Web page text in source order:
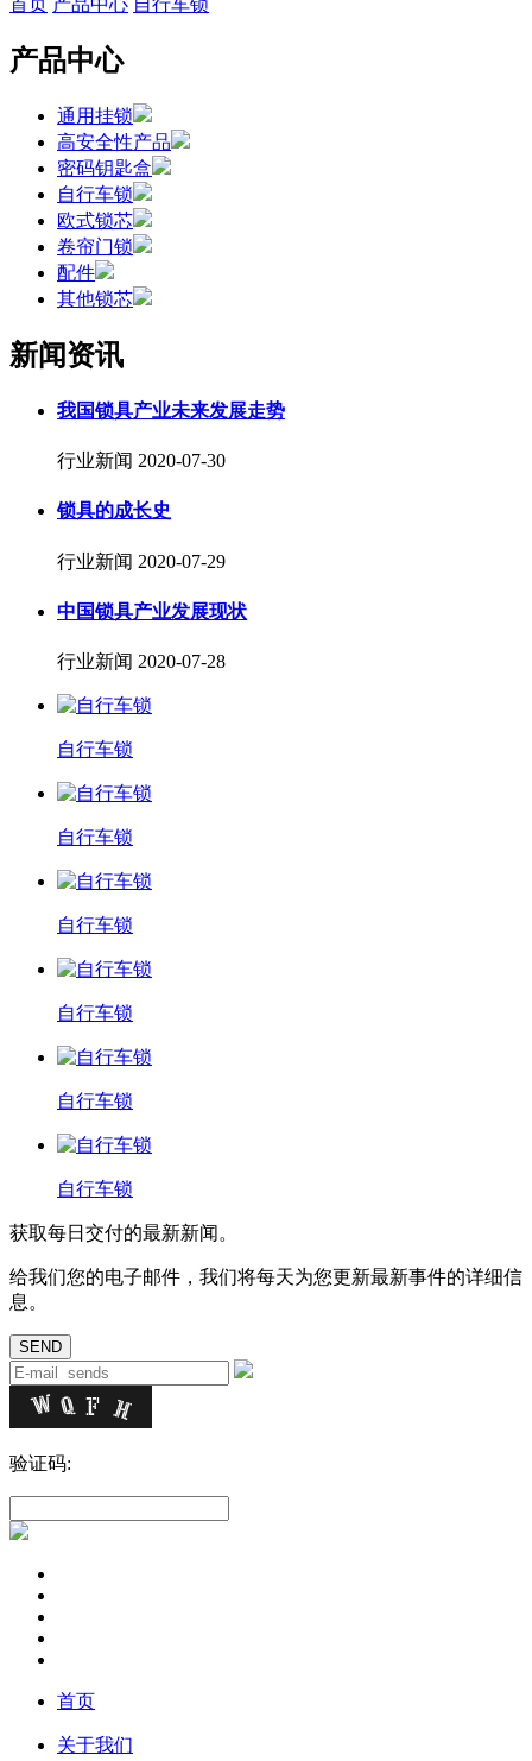
产品中心
通用挂锁
高安全性产品
密码钥匙盒
自行车锁
欧式锁芯
卷帘门锁
配件
其他锁芯
新闻资讯
我国锁具产业未来发展走势
行业新闻 2020-07-30
锁具的成长史
行业新闻 2020-07-29
中国锁具产业发展现状
行业新闻 2020-07-28
自行车锁
自行车锁
自行车锁
自行车锁
自行车锁
自行车锁
获取每日交付的最新新闻。
给我们您的电子邮件，我们将每天为您更新最新事件的详细信
息。
验证码:
首页
关于我们